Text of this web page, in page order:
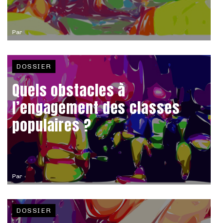
Par
Par
DOSSIER
Quels obstacles à
l’engagement des classes
populaires ?
DOSSIER